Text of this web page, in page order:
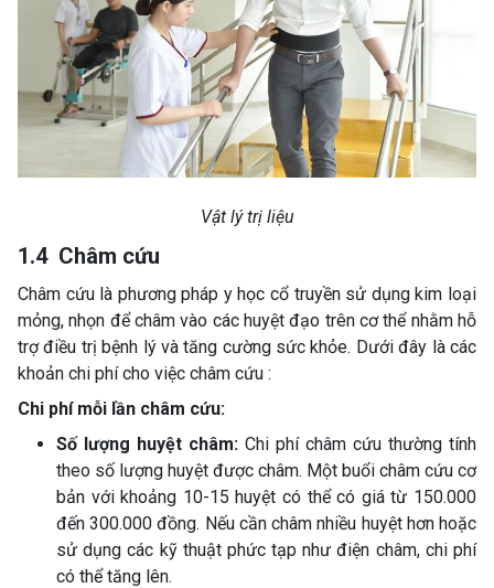
Vật lý trị liệu
1.4 Châm cứu
Châm cứu là phương pháp y học cổ truyền sử dụng kim loại
mỏng, nhọn để châm vào các huyệt đạo trên cơ thể nhằm hỗ
trợ điều trị bệnh lý và tăng cường sức khỏe. Dưới đây là các
khoản chi phí cho việc châm cứu :
Chi phí mỗi lần châm cứu:
Số lượng huyệt châm: Chi phí châm cứu thường tính
theo số lượng huyệt được châm. Một buổi châm cứu cơ
bản với khoảng 10-15 huyệt có thể có giá từ 150.000
đến 300.000 đồng. Nếu cần châm nhiều huyệt hơn hoặc
sử dụng các kỹ thuật phức tạp như điện châm, chi phí
có thể tăng lên.